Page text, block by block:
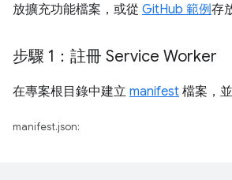
放擴充功能檔案，或從 GitHub 範例存
步驟 1：註冊 Service Worker
在專案根目錄中建立 manifest 檔案，
manifest.json: